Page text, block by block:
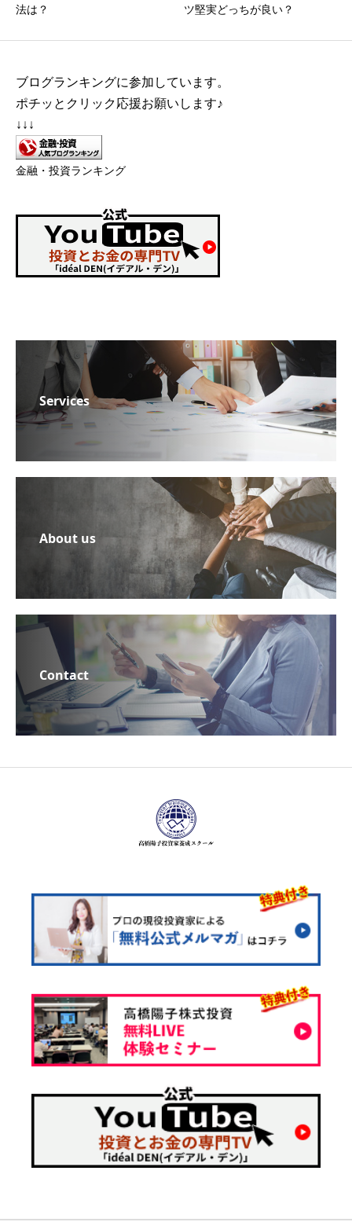
法は？
ツ堅実どっちが良い？
ブログランキングに参加しています。
ポチッとクリック応援お願いします♪
↓↓↓
金融・投資ランキング
Services
About us
Contact